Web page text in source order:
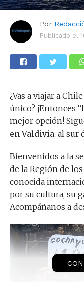
Por
Publicado el
¿Vas a viajar a
único? ¡Entonces
mejor opción!
en Valdivia, al sur
Bienvenidos a la
de la Región de
conocida
por su cultura, su
Acompáñanos a